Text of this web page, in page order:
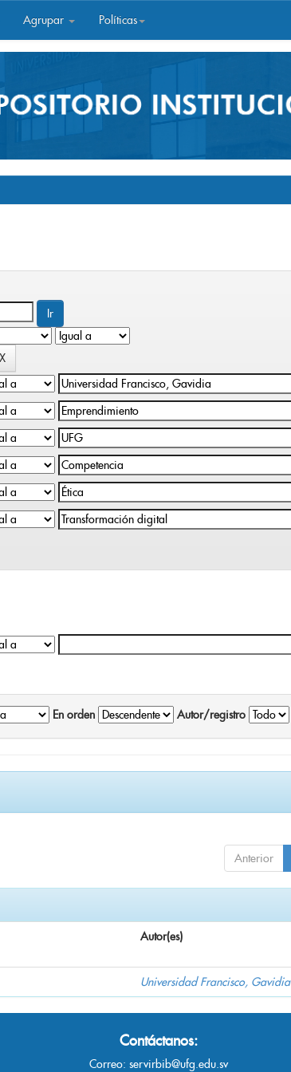
Agrupar Políticas
En orden Autor/registro
Anterior
Autor(es)
Universidad Francisco, Gavidia
Contáctanos:
Correo: servirbib@ufg.edu.sv